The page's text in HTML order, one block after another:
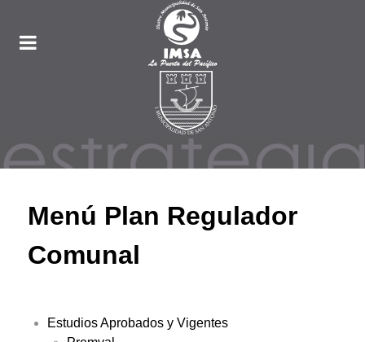
Menú Plan Regulador
Comunal
Estudios Aprobados y Vigentes